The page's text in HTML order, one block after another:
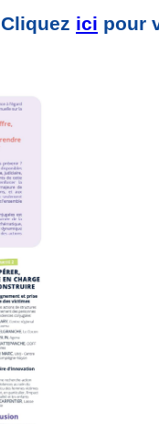
Cliquez ici pour